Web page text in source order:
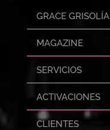
GRACE GRISOLÍA
MAGAZINE
SERVICIOS
ACTIVACIONES
CLIENTES